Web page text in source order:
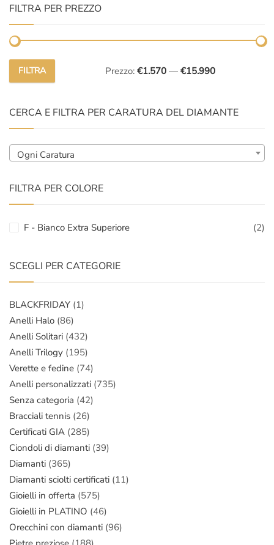
FILTRA PER PREZZO
Prezzo
Prezzo
FILTRA Prezzo: €1.570— €15.990
CERCA E FILTRA PER CARATURA DEL DIAMANTE
Ogni Caratura
FILTRA PER COLORE
F - Bianco Extra Superiore (2)
SCEGLI PER CATEGORIE
BLACKFRIDAY (1)
Anelli Halo (86)
Anelli Solitari (432)
Anelli Trilogy (195)
Verette e fedine (74)
Anelli personalizzati (735)
Senza categoria (42)
Bracciali tennis (26)
Certificati GIA (285)
Ciondoli di diamanti (39)
Diamanti (365)
Diamanti sciolti certificati (11)
Gioielli in offerta (575)
Gioielli in PLATINO (46)
Orecchini con diamanti (96)